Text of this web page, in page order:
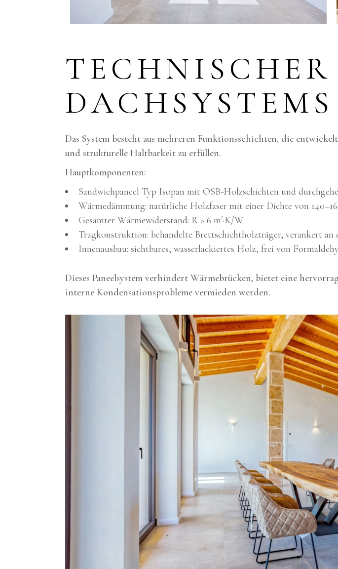
DACHSYSTEMS
Das System besteht aus mehreren Funktionsschichten, die
und strukturelle Haltbarkeit zu erfüllen.
Hauptkomponenten:
Sandwichpaneel Typ Isopan mit OSB-Holzschichten und
Wärmedämmung: natürliche Holzfaser mit einer Dichte von
Gesamter Wärmewiderstand: R > 6 m²·K/W
Tragkonstruktion: behandelte Brettschichtholzträger, verankert an
Innenausbau: sichtbares, wasserlackiertes Holz, frei von
Dieses Paneelsystem verhindert Wärmebrücken, bietet eine
interne Kondensationsprobleme vermieden werden.